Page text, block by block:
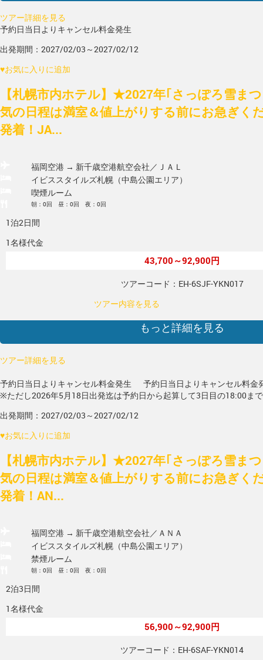
ツアー詳細を見る
予約日当日よりキャンセル料金発生
出発期間：2027/02/03～2027/02/12
♥お気に入りに追加
【札幌市内ホテル】★2027年｢さっぽろ雪ま
気の日程は満室＆値上がりする前にお急ぎく
発着！JA...
福岡空港 → 新千歳空港航空会社／ＪＡＬ
イビススタイルズ札幌（中島公園エリア）
喫煙ルーム
朝：0回 昼：0回 夜：0回
1泊2日間
1名様代金
43,700～92,900円
ツアーコード：EH-6SJF-YKN017
ツアー内容を見る
もっと詳細を見る
ツアー詳細を見る
予約日当日よりキャンセル料金発生
予約日当日よりキャンセル料金
※ただし2026年5月18日出発迄は予約日から起算して3日目の18:00ま
出発期間：2027/02/03～2027/02/12
♥お気に入りに追加
【札幌市内ホテル】★2027年｢さっぽろ雪ま
気の日程は満室＆値上がりする前にお急ぎく
発着！AN...
福岡空港 → 新千歳空港航空会社／ＡＮＡ
イビススタイルズ札幌（中島公園エリア）
禁煙ルーム
朝：0回 昼：0回 夜：0回
2泊3日間
1名様代金
56,900～92,900円
ツアーコード：EH-6SAF-YKN014